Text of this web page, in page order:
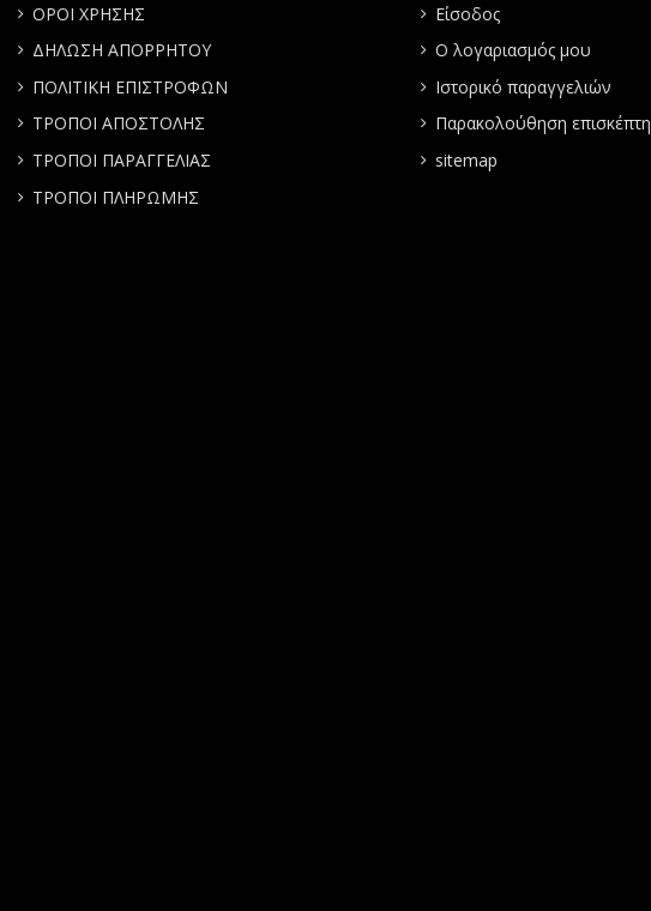
ΟΡΟΙ ΧΡΗΣΗΣ
ΔΗΛΩΣΗ ΑΠΟΡΡΗΤΟΥ
ΠΟΛΙΤΙΚΗ ΕΠΙΣΤΡΟΦΩΝ
ΤΡΟΠΟΙ ΑΠΟΣΤΟΛΗΣ
ΤΡΟΠΟΙ ΠΑΡΑΓΓΕΛΙΑΣ
ΤΡΟΠΟΙ ΠΛΗΡΩΜΗΣ
Είσοδος
Ο λογαριασμός μου
Ιστορικό παραγγελιών
Παρακολούθηση επισκέπτη
sitemap